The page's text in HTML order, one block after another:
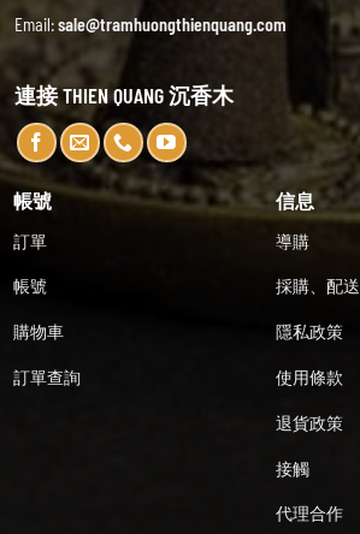
Email:sale@tramhuongthienquang.com
連接 THIEN QUANG 沉香木
帳號
訂單
帳號
購物車
訂單查詢
信息
導購
採購、配送
隱私政策
使用條款
退貨政策
接觸
代理合作